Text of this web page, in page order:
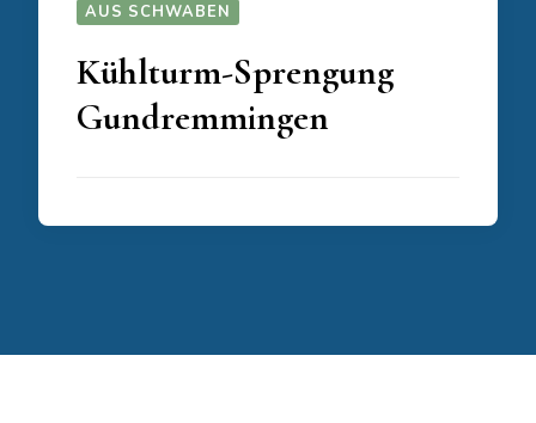
AUS SCHWABEN
Kühlturm-Sprengung
Gundremmingen